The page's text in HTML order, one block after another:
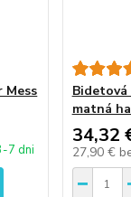
Mess
7 dni
matná
34,32
27,90 €